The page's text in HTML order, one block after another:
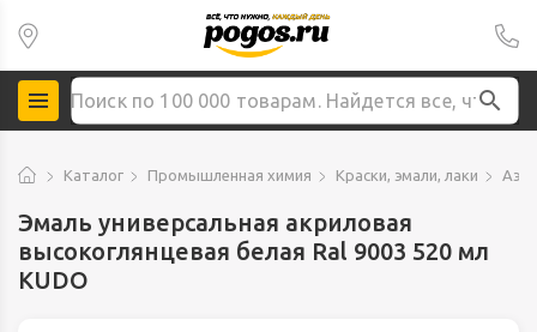
Каталог Промышленная химия Краски, эмали, лаки
Эмаль универсальная акриловая
высокоглянцевая белая Ral 9003 520 мл
KUDO